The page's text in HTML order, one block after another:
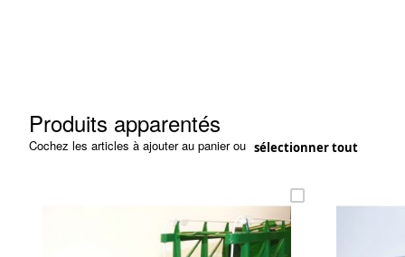
Produits apparentés
Cochez les articles à ajouter au panier ou sélectionner tout